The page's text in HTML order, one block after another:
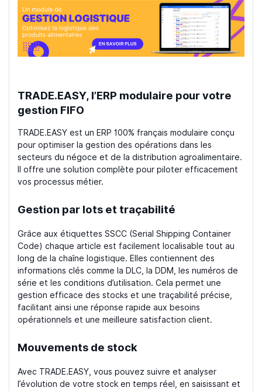
TRADE.EASY, l’ERP modulaire pour votre
gestion FIFO
TRADE.EASY est un ERP 100% français modulaire conçu
pour optimiser la gestion des opérations dans les
secteurs du négoce et de la distribution agroalimentaire.
Il offre une solution complète pour piloter efficacement
vos processus métier.
Gestion par lots et traçabilité
Grâce aux étiquettes SSCC (Serial Shipping Container
Code) chaque article est facilement localisable tout au
long de la chaîne logistique. Elles contiennent des
informations clés comme la DLC, la DDM, les numéros de
série et les conditions d’utilisation. Cela permet une
gestion efficace des stocks et une traçabilité précise,
facilitant ainsi une réponse rapide aux besoins
opérationnels et une meilleure satisfaction client.
Mouvements de stock
Avec TRADE.EASY, vous pouvez suivre et analyser
l’évolution de votre stock en temps réel, en saisissant et